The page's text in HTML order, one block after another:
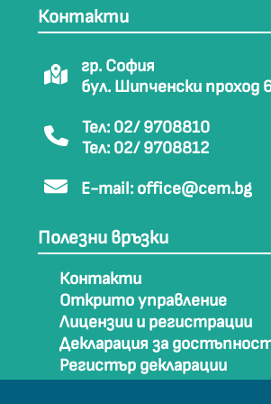
Контакти
гр. София
бул. Шипченски проход
Тел: 02/ 9708810
Тел: 02/ 9708812
E-mail: office@cem.bg
Полезни връзки
Контакти
Открито управление
Лицензии и регистрации
Декларация за
Регистър декларации